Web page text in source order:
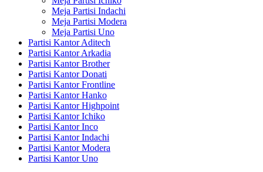
Meja Partisi Indachi
Meja Partisi Modera
Meja Partisi Uno
Partisi Kantor Aditech
Partisi Kantor Arkadia
Partisi Kantor Brother
Partisi Kantor Donati
Partisi Kantor Frontline
Partisi Kantor Hanko
Partisi Kantor Highpoint
Partisi Kantor Ichiko
Partisi Kantor Inco
Partisi Kantor Indachi
Partisi Kantor Modera
Partisi Kantor Uno